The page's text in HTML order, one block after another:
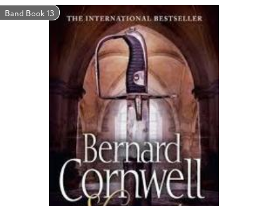
Band Book 13